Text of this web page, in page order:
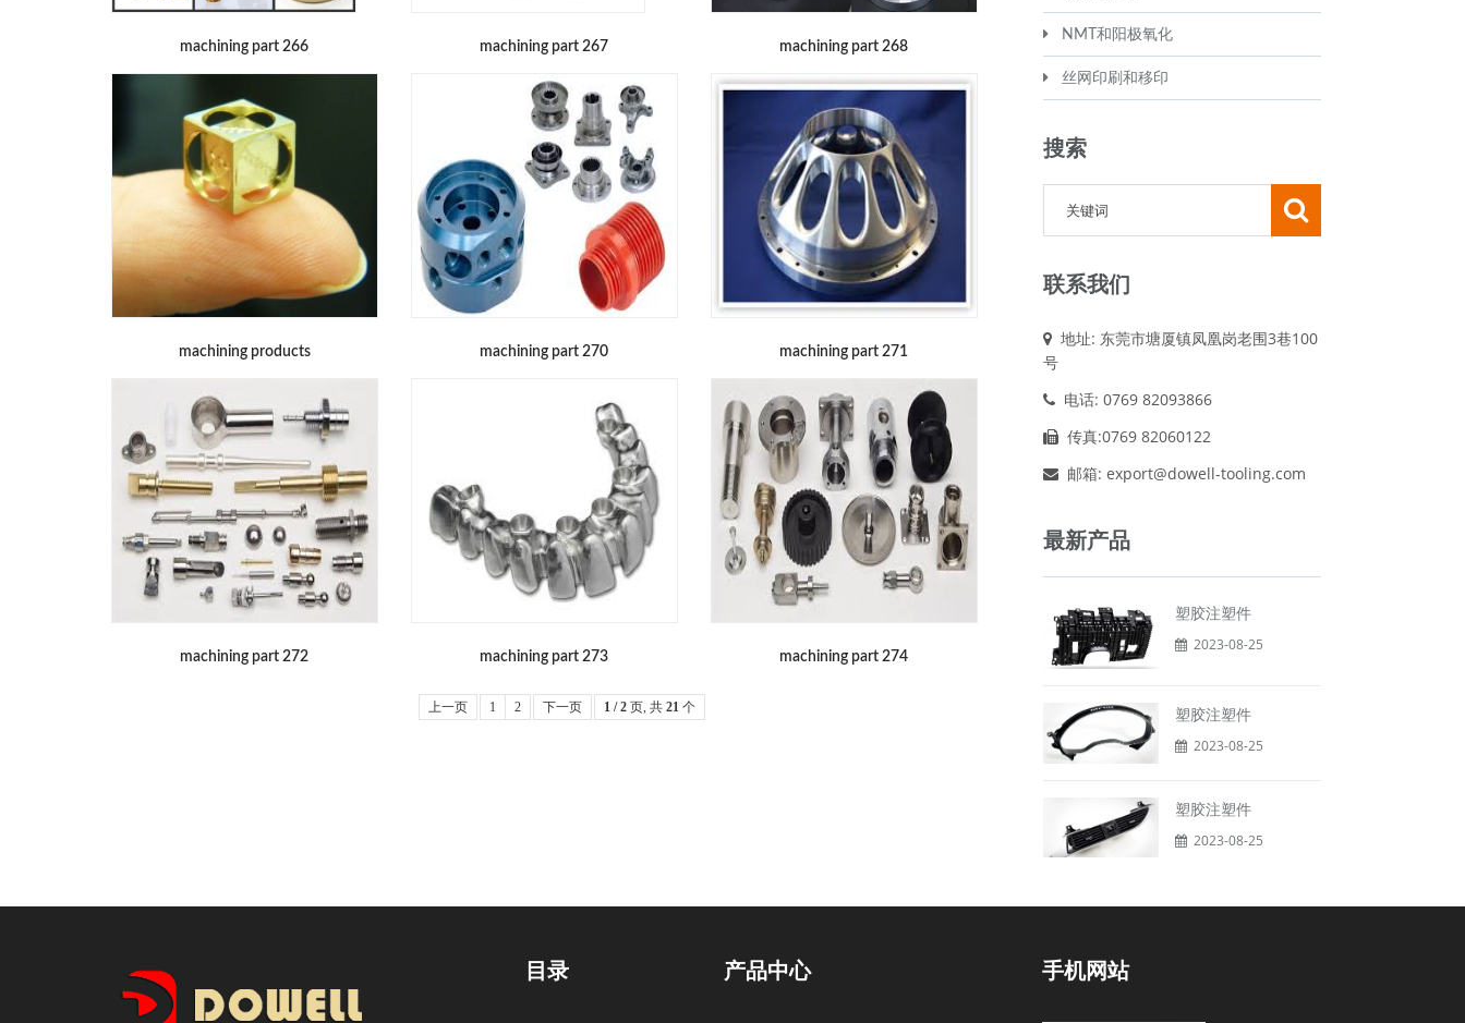
machining part 266 machining part 267 machining part 268
machining products machining part 270 machining part 271
machining part 272 machining part 273 machining part 274
上一页 1 2 下一页 1 / 2页, 共 21个
NMT和阳极氧化
丝网印刷和移印
搜索
联系我们
地址: 东莞市塘厦镇凤凰岗老围3巷100
号
电话: 0769 82093866
传真:0769 82060122
邮箱: export@dowell-tooling.com
最新产品
塑胶注塑件
2023-08-25
塑胶注塑件
2023-08-25
塑胶注塑件
2023-08-25
目录 产品中心 手机网站